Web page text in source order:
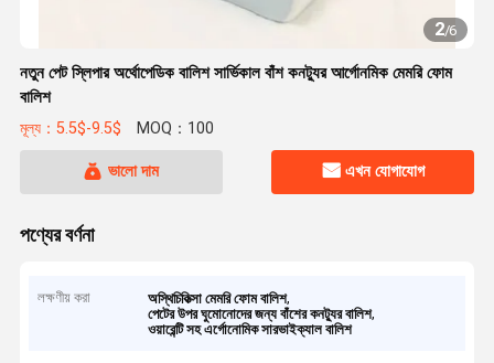
2/6
নতুন পেট স্লিপার অর্থোপেডিক বালিশ সার্ভিকাল বাঁশ কনট্যুর আর্গোনমিক মেমরি ফোম
বালিশ
মূল্য：5.5$-9.5$ MOQ：100
ভালো দাম এখন যোগাযোগ
পণ্যের বর্ণনা
লক্ষণীয় করা অস্থিচিকিত্সা মেমরি ফোম বালিশ,
পেটের উপর ঘুমোনোদের জন্য বাঁশের কনট্যুর বালিশ,
ওয়ারেন্টি সহ এর্গোনোমিক সারভাইক্যাল বালিশ